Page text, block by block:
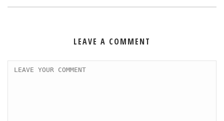
LEAVE A COMMENT